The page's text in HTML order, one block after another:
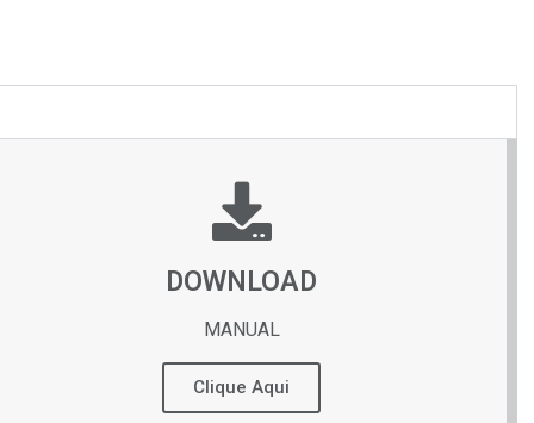
DOWNLOAD
MANUAL
Clique Aqui